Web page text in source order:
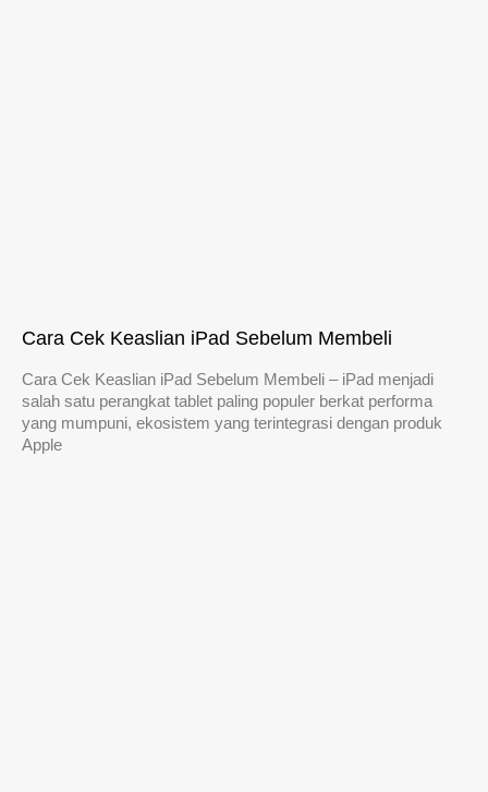
Cara Cek Keaslian iPad Sebelum Membeli
Cara Cek Keaslian iPad Sebelum Membeli – iPad menjadi
salah satu perangkat tablet paling populer berkat performa
yang mumpuni, ekosistem yang terintegrasi dengan produk
Apple